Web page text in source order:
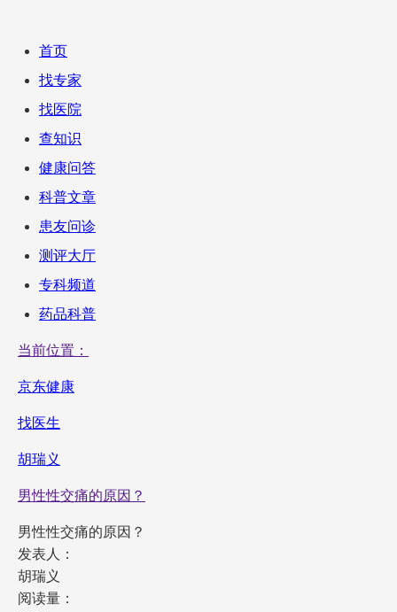
首页
找专家
找医院
查知识
健康问答
科普文章
患友问诊
测评大厅
专科频道
药品科普
当前位置：
京东健康
找医生
胡瑞义
男性性交痛的原因？
男性性交痛的原因？
发表人：
胡瑞义
阅读量：